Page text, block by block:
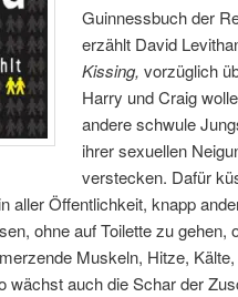
Guinnessbuch der
erzählt David
Kissing,vorzüglich
Harry und Craig
andere schwule
ihrer sexuellen
verstecken. Dafür
aller Öffentlichkeit, knapp
ohne auf Toilette zu gehen,
Muskeln, Hitze,
wächst auch die Schar der